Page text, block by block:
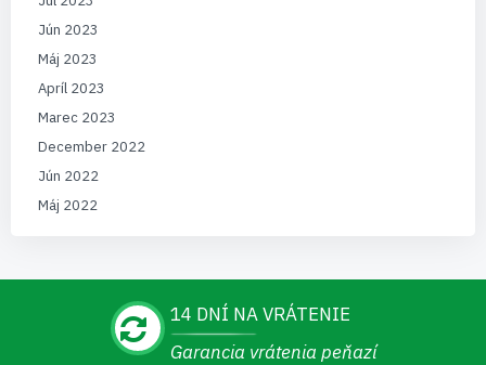
Jún 2023
Máj 2023
Apríl 2023
Marec 2023
December 2022
Jún 2022
Máj 2022
14 DNÍ NA VRÁTENIE
Garancia vrátenia peňazí